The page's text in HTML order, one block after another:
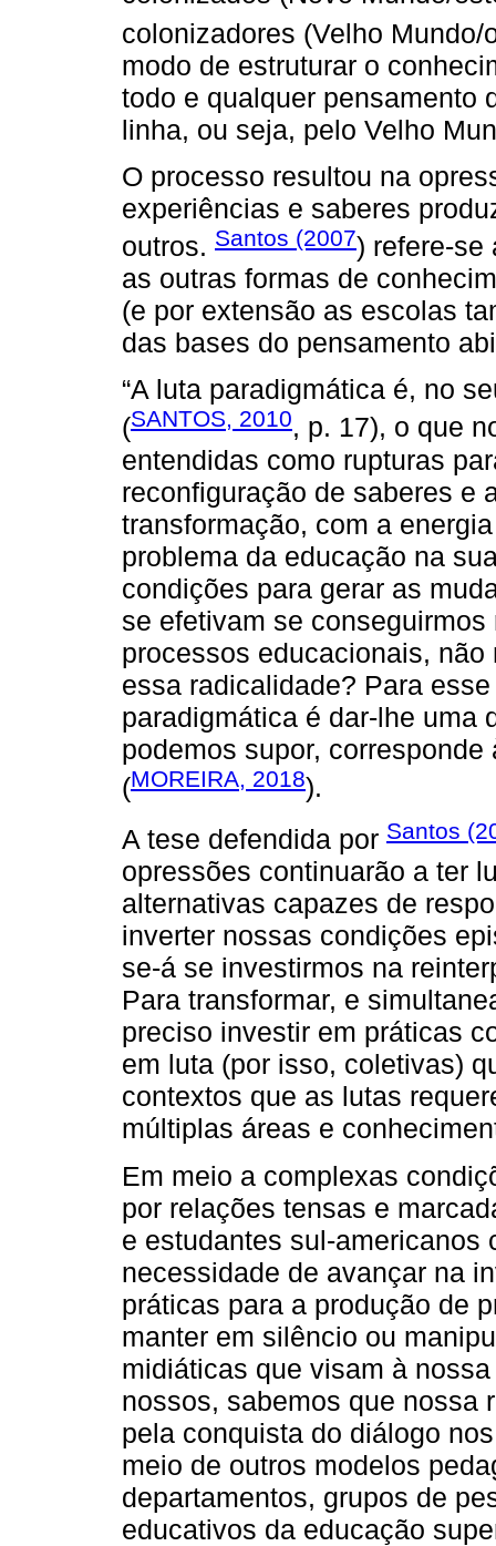
colonizadores (Velho Mundo/
modo de estruturar o
todo e qualquer pensamento
linha, ou seja, pelo Velho
O processo resultou na
experiências e saberes
outros. Santos (2007) refere-se
as outras formas de
(e por extensão as escolas
das bases do pensamento
“A luta paradigmática é, no
(SANTOS, 2010, p. 17), o que
entendidas como rupturas
reconfiguração de saberes e
transformação, com a
problema da educação na
condições para gerar as
se efetivam se
processos educacionais,
essa radicalidade? Para
paradigmática é dar-lhe uma
podemos supor,
(MOREIRA, 2018).
A tese defendida por Santos
opressões continuarão a ter
alternativas capazes de
inverter nossas condições
se-á se investirmos na
Para transformar, e
preciso investir em práticas
em luta (por isso, coletivas)
contextos que as lutas
múltiplas áreas e
Em meio a complexas
por relações tensas e
e estudantes sul-americanos
necessidade de avançar na
práticas para a produção de
manter em silêncio ou
midiáticas que visam à
nossos, sabemos que nossa
pela conquista do diálogo
meio de outros modelos
departamentos, grupos de
educativos da educação